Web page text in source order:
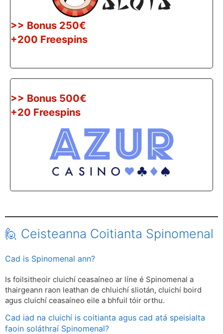
>> Bonus 250€
+200 Freespins
>> Bonus 500€
+20 Freespins
🙋 Ceisteanna Coitianta Spinomenal
Cad is Spinomenal ann?
Is foilsitheoir cluichí ceasaíneo ar líne é Spinomenal a
thairgeann raon leathan de chluichí sliotán, cluichí boird
agus cluichí ceasaíneo eile a bhfuil tóir orthu.
Cad iad na cluichí is coitianta agus cad atá speisialta
faoin soláthraí Spinomenal?